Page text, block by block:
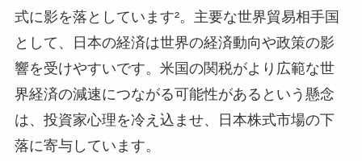
式に影を落としています²。主要な世界貿易相手国
として、日本の経済は世界の経済動向や政策の影
響を受けやすいです。米国の関税がより広範な世
界経済の減速につながる可能性があるという懸念
は、投資家心理を冷え込ませ、日本株式市場の下
落に寄与しています。